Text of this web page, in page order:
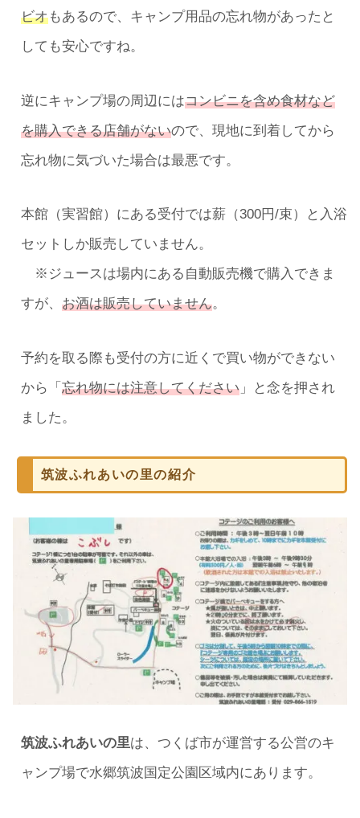
ビオもあるので、キャンプ用品の忘れ物があったと
しても安心ですね。
逆にキャンプ場の周辺にはコンビニを含め食材など
を購入できる店舗がないので、現地に到着してから
忘れ物に気づいた場合は最悪です。
本館（実習館）にある受付では薪（300円/束）と入浴
セットしか販売していません。
※ジュースは場内にある自動販売機で購入できま
すが、 お酒は販売していません。
予約を取る際も受付の方に近くで買い物ができない
から「 忘れ物には注意してください 」と念を押され
ました。
筑波ふれあいの里の紹介
筑波ふれあいの里は、つくば市が運営する公営のキ
ャンプ場で水郷筑波国定公園区域内にあります。